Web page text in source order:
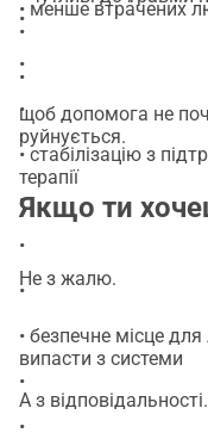
• менше втрачених
•
•
•
•
•
• стабілізацію з
терапії
•
•
•
• безпечне місце
випасти з системи
•
•
щоб допомога не
руйнується.
Якщо ти
Не з жалю.
А з відповідальності.